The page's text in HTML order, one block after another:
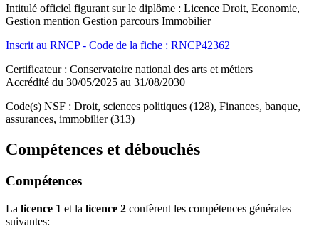
Intitulé officiel figurant sur le diplôme : Licence Droit, Economie,
Gestion mention Gestion parcours Immobilier
Inscrit au RNCP - Code de la fiche : RNCP42362
Certificateur : Conservatoire national des arts et métiers
Accrédité du 30/05/2025 au 31/08/2030
Code(s) NSF : Droit, sciences politiques (128), Finances, banque,
assurances, immobilier (313)
Compétences et débouchés
Compétences
La licence 1 et la licence 2 confèrent les compétences générales
suivantes: